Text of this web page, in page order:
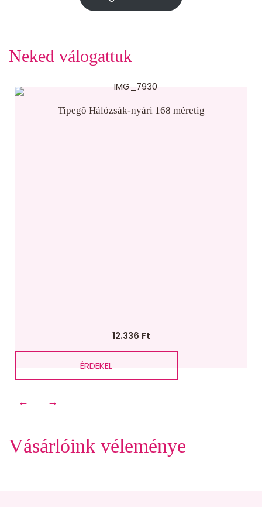
Neked válogattuk
Tipegő Hálózsák-nyári 168 méretig
12.336 Ft
ÉRDEKEL
← →
Vásárlóink véleménye